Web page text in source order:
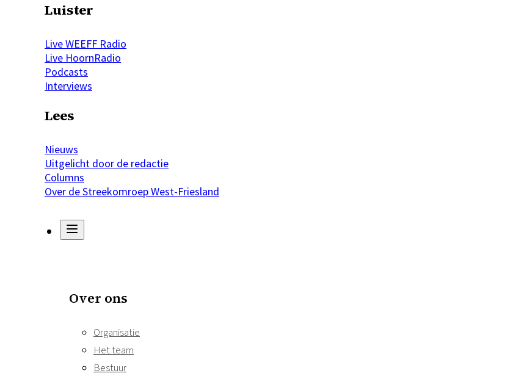
Luister
Live WEEFF Radio
Live HoornRadio
Podcasts
Interviews
Lees
Nieuws
Uitgelicht door de redactie
Columns
Over de Streekomroep West-Friesland
Over ons
Organisatie
Het team
Bestuur